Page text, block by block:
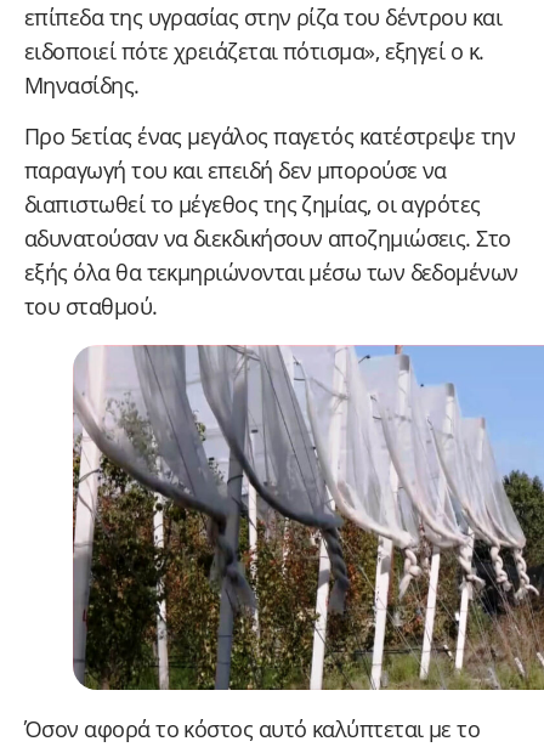
επίπεδα της υγρασίας στην ρίζα του δέντρου και
ειδοποιεί πότε χρειάζεται πότισμα», εξηγεί ο κ.
Μηνασίδης.
Προ 5ετίας ένας μεγάλος παγετός κατέστρεψε την
παραγωγή του και επειδή δεν μπορούσε να
διαπιστωθεί το μέγεθος της ζημίας, οι αγρότες
αδυνατούσαν να διεκδικήσουν αποζημιώσεις. Στο
εξής όλα θα τεκμηριώνονται μέσω των δεδομένων
του σταθμού.
Όσον αφορά το κόστος αυτό καλύπτεται με το